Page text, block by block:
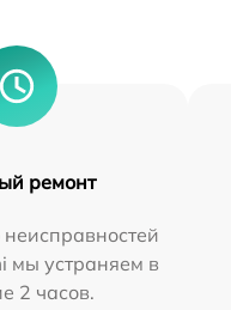
ремонт
мы устраняем в
2 часов.